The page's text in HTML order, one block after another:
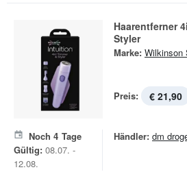
Haarentferner
Styler
Marke: Wilkinson
Preis: € 21,90
Noch 4 Tage
Gültig: 08.07. -
12.08.
Händler: dm